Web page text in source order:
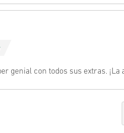
genial con todos sus extras.